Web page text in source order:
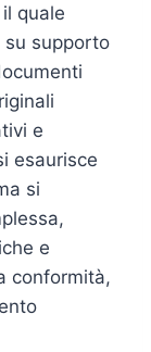
quale
su supporto
e
esaurisce
si
e
conformità,